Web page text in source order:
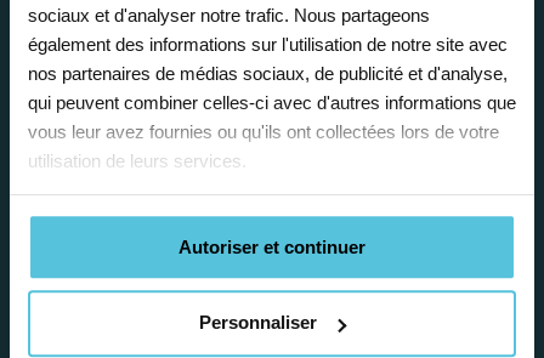
sociaux et d'analyser notre trafic. Nous partageons
également des informations sur l'utilisation de notre site avec
nos partenaires de médias sociaux, de publicité et d'analyse,
qui peuvent combiner celles-ci avec d'autres informations que
vous leur avez fournies ou qu'ils ont collectées lors de votre
utilisation de leurs services.
Autoriser et continuer
Personnaliser
vos horaires
Afin de garantir le meilleur
accompagnement, nous organisons votre
emploi du temps en fonction de votre profil,
vos disponibilités et votre flexibilité.